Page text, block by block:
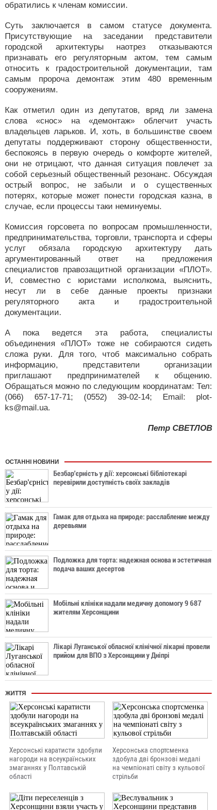
обратились к членам комиссии.
Суть заключается в самом статусе документа.
Присутствующие на заседании представители
городской архитектуры наотрез отказываются
признавать его регуляторным актом, тем самым
относить к градостроительной документации, там
самым пророча демонтаж этим 480 временным
сооружениям.
Как отметил один из депутатов, вряд ли замена
слова «снос» на «демонтаж» облегчит участь
владельцев ларьков. И, хоть, в большинстве своем
депутаты поддерживают сторону общественности,
беспокоясь в первую очередь о комфорте жителей,
они не отрицают, что данная ситуация повлечет за
собой серьезный общественный резонанс. Обсуждая
острый вопрос, не забыли и о существенных
потерях, которые может понести городская казна, в
случае, если процессы таки неминуемы.
Комиссия горсовета по вопросам промышленности,
предпринимательства, торговли, транспорта и сферы
услуг обязала городскую архитектуру дать
аргументированный ответ на предложения
специалистов правозащитной организации «ПЛОТ».
И, совместно с юристами исполкома, выяснить,
несут ли в себе данные проекты признаки
регуляторного акта и градостроительной
документации.
А пока ведется эта работа, специалисты
объединения «ПЛОТ» тоже не собираются сидеть
сложа руки. Для того, чтоб максимально собрать
информацию, представители организации
приглашают предпринимателей к общению.
Обращаться можно по следующим координатам: Тел:
(066) 657-17-71; (0552) 39-02-14; Еmail: plot-
ks@mail.ua.
Петр СВЕТЛОВ
ОСТАННІ НОВИНИ
Безбар'єрність у дії: херсонські бібліотекарі
перевірили доступність своїх закладів
Гамак для отдыха на природе: расслабление между
деревьями
Подложка для торта: надежная основа и эстетичная
подача ваших десертов
Мобільні клініки надали медичну допомогу 9 687
жителям Херсонщини
Лікарі Луганської обласної клінічної лікарні провели
прийом для ВПО з Херсонщини у Дніпрі
ЖИТТЯ
Херсонські каратисти здобули
нагороди на всеукраїнських
змаганнях у Полтавській
області
Херсонська спортсменка
здобула дві бронзові медалі
на чемпіонаті світу з кульової
стрільби